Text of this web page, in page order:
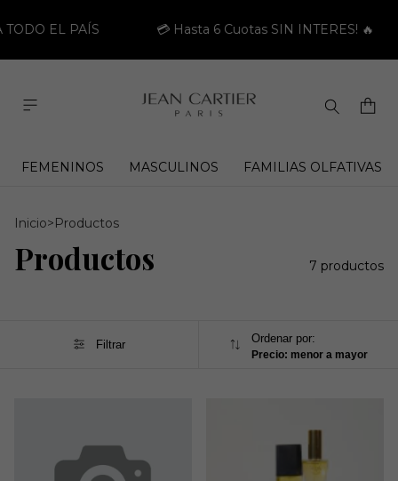
EL PAÍS 💳 Hasta 6 Cuotas SIN INTERES! 🔥
FEMENINOS MASCULINOS FAMILIAS OLFATIVAS
Inicio>Productos
Productos 7 productos
Filtrar Ordenar por:
Precio: menor a mayor